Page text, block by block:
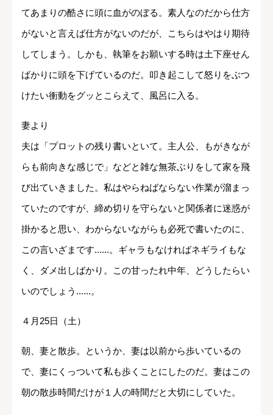
てあまりの酷さに頭に血がのぼる。素人なのだから仕方
がないと言えば仕方がないのだが、こちらはやはり期待
してしまう。しかも、執筆をお願いする時は土下座せん
ばかりに頭を下げているのだ。叩き起こして怒りをぶつ
けたい衝動をグッとこらえて、風呂に入る。
妻より
夫は「プロットの残り書いといて。主人公、もがきなが
らも前向きな感じで」などと雑な無茶ぶりをして家を飛
び出ていきました。私はやらねばならない作業が溜まっ
ていたのですが、締め切りを守らないと関係者に迷惑が
掛かると思い、わからないながらも必死で書いたのに、
この言いざまです......。ギャラもなければネギライもな
く、ダメ出しばかり。この甘ったれ中年、どうしたらい
いのでしょう......。
４月25日（土）
朝、妻と散歩。というか、妻は以前から歩いているの
で、妻にくっついて私も歩くことにしたのだ。妻はこの
朝の散歩時間だけが１人の時間だと大切にしていた。